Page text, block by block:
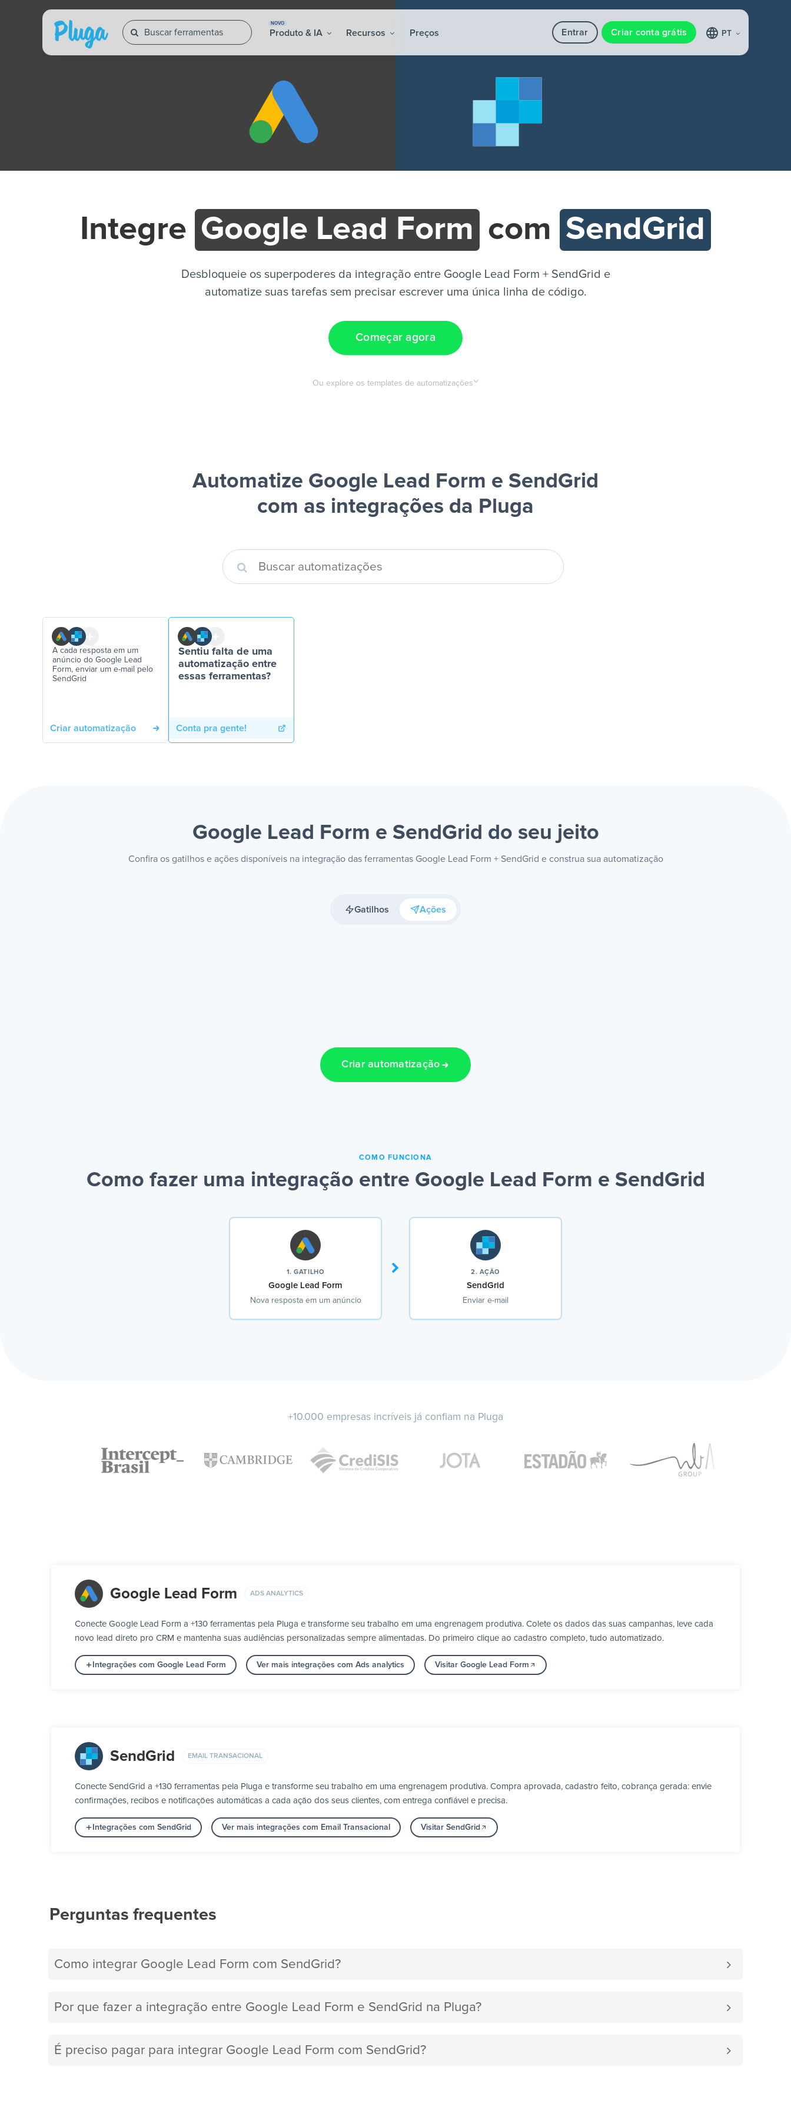
NOVO
Produto & IA Recursos Preços Entrar Criar conta grátis PT
Integre Google Lead Form com SendGrid
Desbloqueie os superpoderes da integração entre Google Lead Form + SendGrid e
automatize suas tarefas sem precisar escrever uma única linha de código.
Começar agora
Ou explore os templates de automatizações
Automatize Google Lead Form e SendGrid
com as integrações da Pluga
A cada resposta em um
anúncio do Google Lead
Form, enviar um e-mail pelo
SendGrid
Criar automatização
Sentiu falta de uma
automatização entre
essas ferramentas?
Conta pra gente!
Google Lead Form e SendGrid do seu jeito
Confira os gatilhos e ações disponíveis na integração das ferramentas Google Lead Form + SendGrid e construa sua automatização
Gatilhos Ações
Criar automatização
COMO FUNCIONA
Como fazer uma integração entre Google Lead Form e SendGrid
1. GATILHO
Google Lead Form
Nova resposta em um anúncio
2. AÇÃO
SendGrid
Enviar e-mail
+10.000 empresas incríveis já confiam na Pluga
Google Lead Form ADS ANALYTICS
Conecte Google Lead Form a +130 ferramentas pela Pluga e transforme seu trabalho em uma engrenagem produtiva. Colete os dados das suas campanhas, leve cada
novo lead direto pro CRM e mantenha suas audiências personalizadas sempre alimentadas. Do primeiro clique ao cadastro completo, tudo automatizado.
Integrações com Google Lead Form Ver mais integrações com Ads analytics Visitar Google Lead Form
SendGrid EMAIL TRANSACIONAL
Conecte SendGrid a +130 ferramentas pela Pluga e transforme seu trabalho em uma engrenagem produtiva. Compra aprovada, cadastro feito, cobrança gerada: envie
confirmações, recibos e notificações automáticas a cada ação dos seus clientes, com entrega confiável e precisa.
Integrações com SendGrid Ver mais integrações com Email Transacional Visitar SendGrid
Perguntas frequentes
Como integrar Google Lead Form com SendGrid?
Por que fazer a integração entre Google Lead Form e SendGrid na Pluga?
É preciso pagar para integrar Google Lead Form com SendGrid?